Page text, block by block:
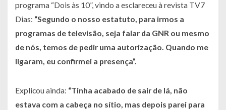
programa “Dois às 10”, vindo a esclareceu à revista TV7
Dias: “Segundo o nosso estatuto, para irmos a
programas de televisão, seja falar da GNR ou mesmo
de nós, temos de pedir uma autorização. Quando me
ligaram, eu confirmei a presença”.
Explicou ainda: “Tinha acabado de sair de lá, não
estava com a cabeça no sítio, mas depois parei para